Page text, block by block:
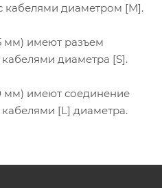
кабелями диаметром [M].
мм) имеют разъем
диаметра [S].
мм) имеют соединение
[L] диаметра.